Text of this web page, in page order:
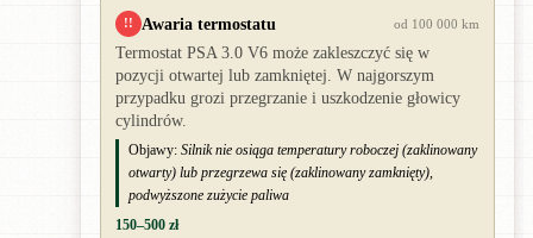
!! Awaria termostatu od 100 000 km
Termostat PSA 3.0 V6 może zakleszczyć się w
pozycji otwartej lub zamkniętej. W najgorszym
przypadku grozi przegrzanie i uszkodzenie głowicy
cylindrów.
Objawy: Silnik nie osiąga temperatury roboczej (zaklinowany
otwarty) lub przegrzewa się (zaklinowany zamknięty),
podwyższone zużycie paliwa
150–500 zł